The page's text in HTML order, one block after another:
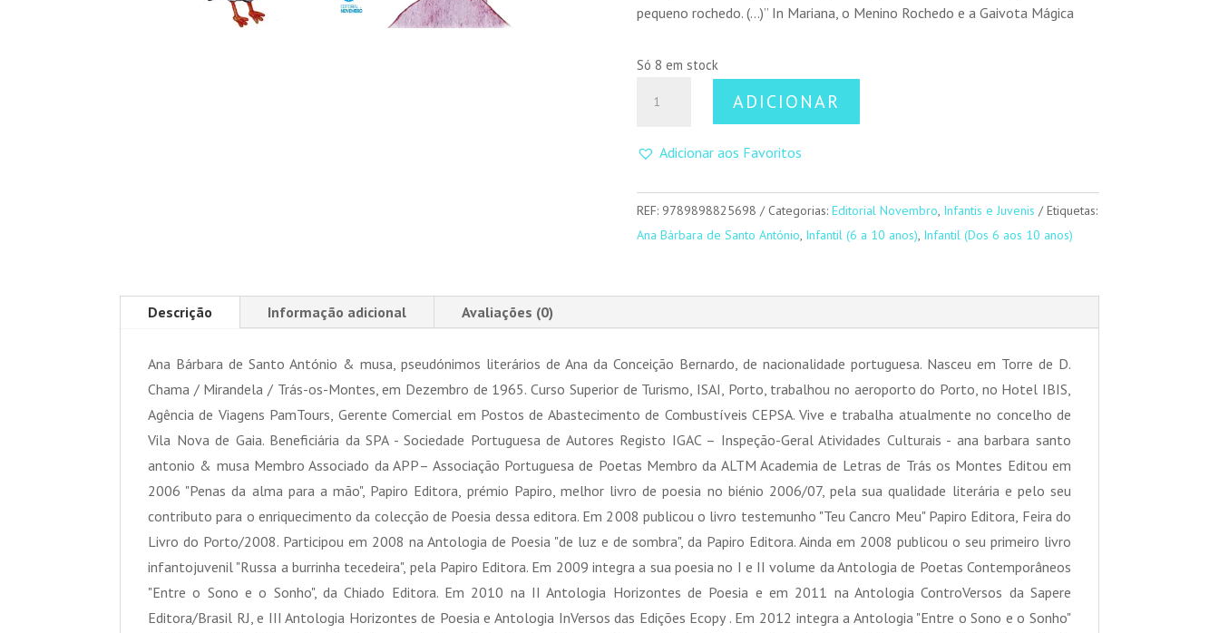
pequeno rochedo. (…)” In Mariana, o Menino Rochedo e a Gaivota Mágica
Só 8 em stock
o
Rochedo
e
ADICIONAR
Adicionar aos Favoritos
REF: 9789898825698 Categorias: Editorial Novembro Infantis e Juvenis
Etiquetas:
Ana Bárbara de Santo António Infantil (6 a 10 anos) Infantil (Dos 6 aos 10 anos)
Descrição Informação adicional Avaliações (0)
Ana Bárbara de Santo António & musa, pseudónimos literários de Ana da Conceição Bernardo, de nacionalidade portuguesa. Nasceu em Torre de D.
Chama / Mirandela / Trás-os-Montes, em Dezembro de 1965. Curso Superior de Turismo, ISAI, Porto, trabalhou no aeroporto do Porto, no Hotel IBIS,
Agência de Viagens PamTours, Gerente Comercial em Postos de Abastecimento de Combustíveis CEPSA. Vive e trabalha atualmente no concelho de
Vila Nova de Gaia. Beneficiária da SPA - Sociedade Portuguesa de Autores Registo IGAC – Inspeção-Geral Atividades Culturais - ana barbara santo
antonio & musa Membro Associado da APP– Associação Portuguesa de Poetas Membro da ALTM Academia de Letras de Trás os Montes Editou em
2006 "Penas da alma para a mão", Papiro Editora, prémio Papiro, melhor livro de poesia no biénio 2006/07, pela sua qualidade literária e pelo seu
contributo para o enriquecimento da colecção de Poesia dessa editora. Em 2008 publicou o livro testemunho "Teu Cancro Meu" Papiro Editora, Feira do
Livro do Porto/2008. Participou em 2008 na Antologia de Poesia "de luz e de sombra", da Papiro Editora. Ainda em 2008 publicou o seu primeiro livro
infantojuvenil "Russa a burrinha tecedeira", pela Papiro Editora. Em 2009 integra a sua poesia no I e II volume da Antologia de Poetas Contemporâneos
"Entre o Sono e o Sonho", da Chiado Editora. Em 2010 na II Antologia Horizontes de Poesia e em 2011 na Antologia ControVersos da Sapere
Editora/Brasil RJ, e III Antologia Horizontes de Poesia e Antologia InVersos das Edições Ecopy . Em 2012 integra a Antologia "Entre o Sono e o Sonho"